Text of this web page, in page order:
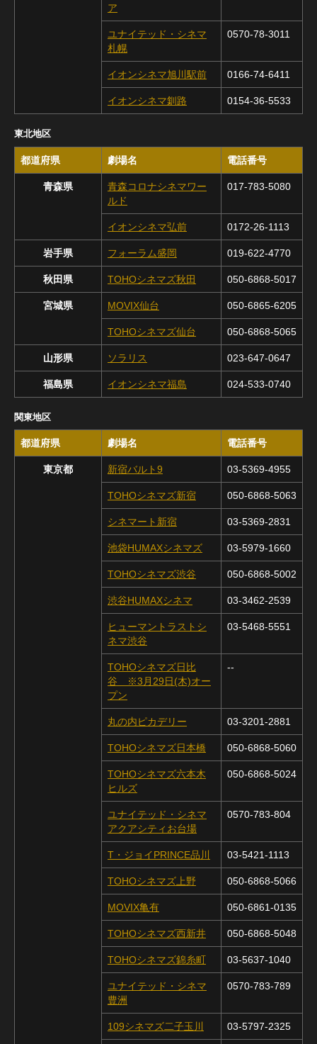
ア
ユナイテッド・シネマ
札幌
0570-78-3011
イオンシネマ旭川駅前 0166-74-6411
イオンシネマ釧路 0154-36-5533
東北地区
都道府県 劇場名 電話番号
青森県
青森コロナシネマワー
ルド
017-783-5080
イオンシネマ弘前 0172-26-1113
岩手県 フォーラム盛岡 019-622-4770
秋田県 TOHOシネマズ秋田 050-6868-5017
宮城県 MOVIX仙台 050-6865-6205
TOHOシネマズ仙台 050-6868-5065
山形県 ソラリス 023-647-0647
福島県 イオンシネマ福島 024-533-0740
関東地区
都道府県 劇場名 電話番号
東京都 新宿バルト9 03-5369-4955
TOHOシネマズ新宿 050-6868-5063
シネマート新宿 03-5369-2831
池袋HUMAXシネマズ 03-5979-1660
TOHOシネマズ渋谷 050-6868-5002
渋谷HUMAXシネマ 03-3462-2539
ヒューマントラストシ
ネマ渋谷
03-5468-5551
TOHOシネマズ日比
谷 ※3月29日(木)オー
プン
--
丸の内ピカデリー 03-3201-2881
TOHOシネマズ日本橋 050-6868-5060
TOHOシネマズ六本木
ヒルズ
050-6868-5024
ユナイテッド・シネマ
アクアシティお台場
0570-783-804
T・ジョイPRINCE品川 03-5421-1113
TOHOシネマズ上野 050-6868-5066
MOVIX亀有 050-6861-0135
TOHOシネマズ西新井 050-6868-5048
TOHOシネマズ錦糸町 03-5637-1040
ユナイテッド・シネマ
豊洲
0570-783-789
109シネマズ二子玉川 03-5797-2325